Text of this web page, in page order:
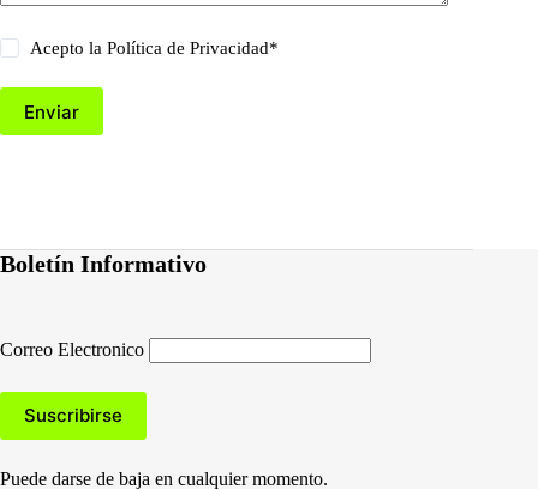
Acepto laPolítica de Privacidad*
Enviar
Boletín Informativo
Correo Electronico
Puede darse de baja en cualquier momento.